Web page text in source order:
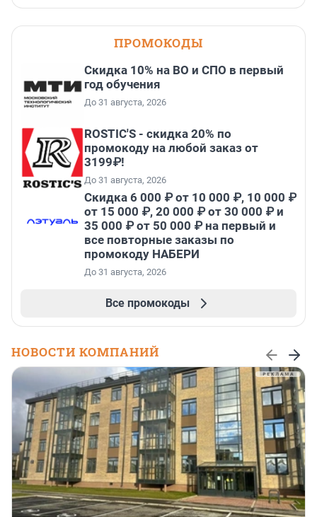
ПРОМОКОДЫ
Скидка 10% на ВО и СПО в первый
год обучения
До 31 августа, 2026
ROSTIC'S - скидка 20% по
промокоду на любой заказ от
3199₽!
До 31 августа, 2026
Скидка 6 000 ₽ от 10 000 ₽, 10 000 ₽
от 15 000 ₽, 20 000 ₽ от 30 000 ₽ и
35 000 ₽ от 50 000 ₽ на первый и
все повторные заказы по
промокоду НАБЕРИ
До 31 августа, 2026
Все промокоды
НОВОСТИ КОМПАНИЙ